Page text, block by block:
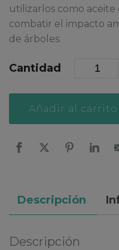
utilizarlos como aceite
combatir el impacto
de árboles.
Cantidad
Añadir al carrito
Descripción
Descripción